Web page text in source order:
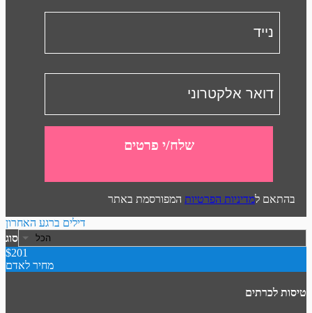
שלח/י פרטים
בהתאם למדיניות הפרטיות המפורסמת באתר
דילים ברגע האחרון
סוג
$201
מחיר לאדם
טיסות לכרתים